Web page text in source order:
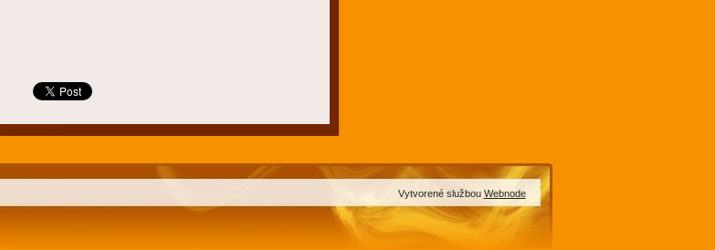
Vytvorené službou Webnode